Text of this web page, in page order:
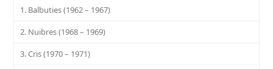
1. Balbuties (1962 – 1967)
2. Nuibres (1968 – 1969)
3. Cris (1970 – 1971)